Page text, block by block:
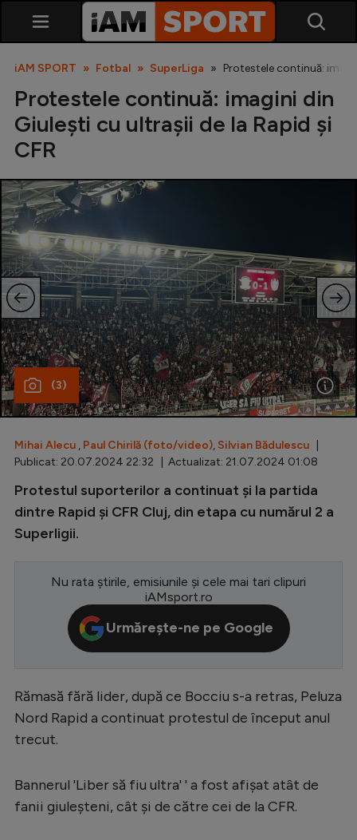
SuperLiga
Liga 2
Cupa României
Echipa Națională
U21
Fotbal feminin
Special
Diverse
Inedit
Europa League
Conference League
CM 2026
LaLiga
iAM SPORT Fotbal SuperLiga Protestele continuă:
Protestele continuă: imagini din
Giulești cu ultrașii de la Rapid și
CFR
(3)
Mihai Alecu , Paul Chirilă (foto/video), Silvian Bădulescu
Publicat: 20.07.2024 22:32 | Actualizat: 21.07.2024 01:08
Protestul suporterilor a continuat și la partida
dintre Rapid și CFR Cluj, din etapa cu numărul 2 a
Superligii.
Nu rata știrile, emisiunile și cele mai tari clipuri
iAMsport.ro
Urmărește-ne pe Google
Rămasă fără lider, după ce Bocciu s-a retras, Peluza
Nord Rapid a continuat protestul de început anul
trecut.
Bannerul 'Liber să fiu ultra' ' a fost afișat atât de
fanii giuleșteni, cât și de către cei de la CFR.